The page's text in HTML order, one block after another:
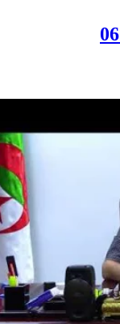
أهمّ ثمانية أخبار ليوم الخميس 06